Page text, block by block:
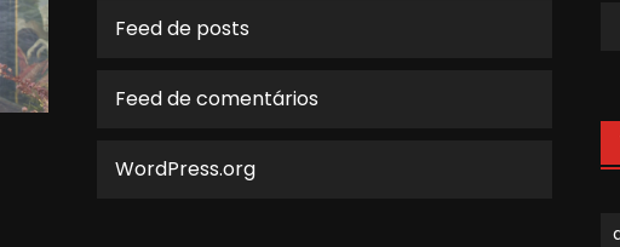
Feed de posts
Feed de comentários
WordPress.org